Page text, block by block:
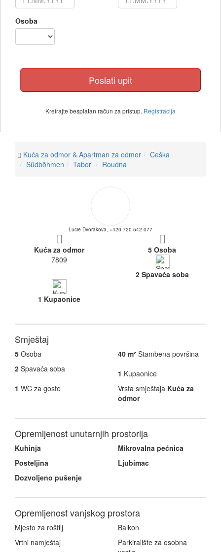
Osoba
Kreirajte besplatan račun za pristup. Registracija
Kuća za odmor & Apartman za odmor
Ceška
Südböhmen
Tabor Roudna
Lucie Dvorakova, +420 720 542 077
Kuća za odmor
7809
5 Osoba
2 Spavaća soba
1 Kupaonice
Smještaj
5 Osoba 40 m² Stambena površina
2 Spavaća soba 1 Kupaonice
1 WC za goste Vrsta smještaja Kuća za
odmor
Opremljenost unutarnjih prostorija
Kuhinja
Mikrovalna pećnica
Posteljina
Ljubimac
Dozvoljeno pušenje
Opremljenost vanjskog prostora
Mjesto za roštilj
Balkon
Vrtni namještaj
Parkiralište za osobna